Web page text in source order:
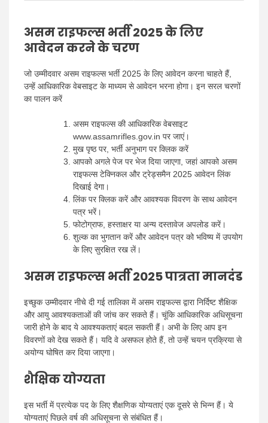
असम राइफल्स भर्ती 2025 के लिए
आवेदन करने के चरण
जो उम्मीदवार असम राइफल्स भर्ती 2025 के लिए आवेदन करना चाहते हैं,
उन्हें आधिकारिक वेबसाइट के माध्यम से आवेदन भरना होगा। इन सरल चरणों
का पालन करें
असम राइफल्स की आधिकारिक वेबसाइट
www.assamrifles.gov.in पर जाएं।
मुख पृष्ठ पर, भर्ती अनुभाग पर क्लिक करें
आपको अगले पेज पर भेज दिया जाएगा, जहां आपको असम
राइफल्स टेक्निकल और ट्रेड्समैन 2025 आवेदन लिंक
दिखाई देगा।
लिंक पर क्लिक करें और आवश्यक विवरण के साथ आवेदन
पत्र भरें।
फोटोग्राफ, हस्ताक्षर या अन्य दस्तावेज अपलोड करें।
शुल्क का भुगतान करें और आवेदन पत्र को भविष्य में उपयोग
के लिए सुरक्षित रख लें।
असम राइफल्स भर्ती 2025 पात्रता मानदंड
इच्छुक उम्मीदवार नीचे दी गई तालिका में असम राइफल्स द्वारा निर्दिष्ट शैक्षिक
और आयु आवश्यकताओं की जांच कर सकते हैं। चूंकि आधिकारिक अधिसूचना
जारी होने के बाद ये आवश्यकताएं बदल सकती हैं। अभी के लिए आप इन
विवरणों को देख सकते हैं। यदि वे असफल होते हैं, तो उन्हें चयन प्रक्रिया से
अयोग्य घोषित कर दिया जाएगा।
शैक्षिक योग्यता
इस भर्ती में प्रत्येक पद के लिए शैक्षणिक योग्यताएं एक दूसरे से भिन्न हैं। ये
योग्यताएं पिछले वर्ष की अधिसूचना से संबंधित हैं।